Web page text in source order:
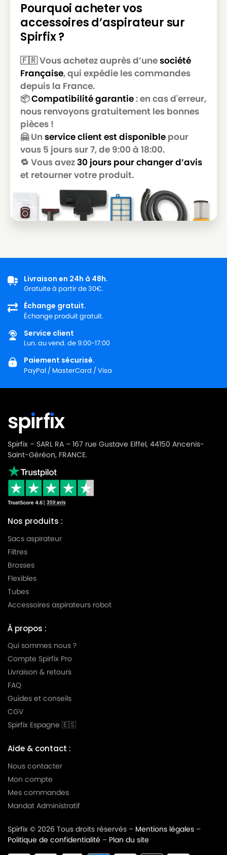
Pourquoi acheter vos
accessoires d’aspirateur sur
Spirfix ?
🇫🇷 Vous achetez auprès d’unesociété
Française, qui expédie les commandes
depuis la France.
📦Compatibilité garantie: en cas d'erreur,
nous renvoyons gratuitement les bonnes
pièces !
🤗 Un service client est disponible pour
vous 5 jours sur 7, de 9:00 à 18:00.
🔁 Vous avez30 jours pour changer d’avis
et retourner votre produit.
Livraison en 24h à 48h.
Gratuite à partir de 30€.
Échange gratuit.
Échange produit gratuit.
Service client
Lun. au vend. de 9:00-17:00
Paiement sécurisé.
PayPal / MasterCard / Visa
Spirfix – SARL RA – 167 rue Gustave Eiffel, 44150 Ancenis-
Saint-Géréon, FRANCE.
Nos produits :
Sacs aspirateur
Filtres
Brosses
Flexibles
Tubes
Accessoires aspirateurs robot
À propos :
Qui sommes nous ?
Compte Spirfix Pro
Livraison & retours
FAQ
Guides et conseils
CGV
Spirfix Espagne 🇪🇸
Aide & contact :
Nous contacter
Mon compte
Mes commandes
Mandat Administratif
Spirfix © 2026 Tous droits réservés – Mentions légales –
Politique de confidentialité – Plan du site